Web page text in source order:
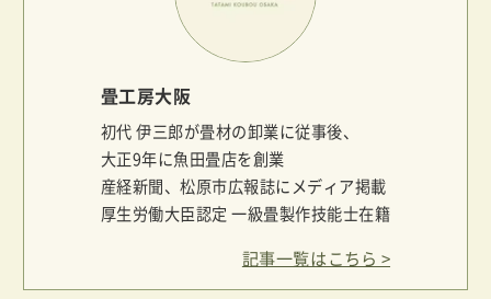
畳工房大阪
初代 伊三郎が畳材の卸業に従事後、
大正9年に魚田畳店を創業
産経新聞、松原市広報誌にメディア掲載
厚生労働大臣認定 一級畳製作技能士在籍
記事一覧